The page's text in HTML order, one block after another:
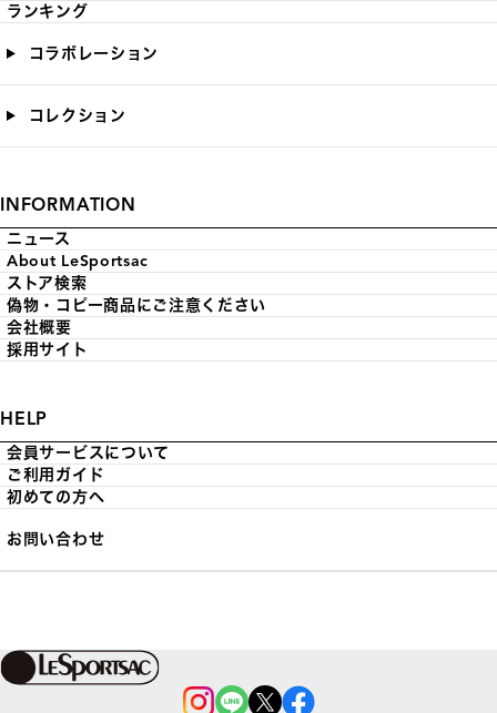
ランキング
コラボレーション
コレクション
INFORMATION
ニュース
About LeSportsac
ストア検索
偽物・コピー商品にご注意ください
会社概要
採用サイト
HELP
会員サービスについて
ご利用ガイド
初めての方へ
お問い合わせ